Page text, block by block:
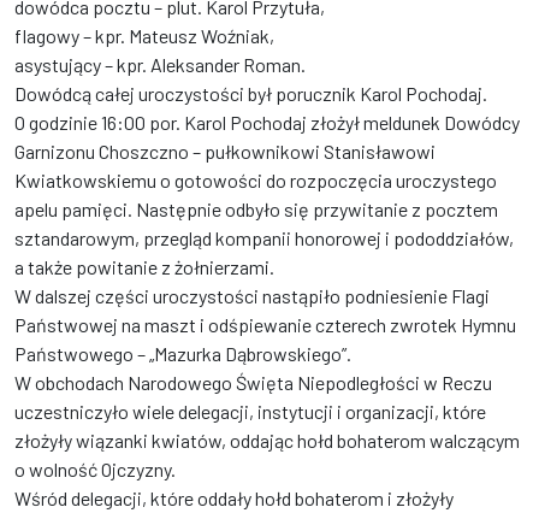
dowódca pocztu – plut. Karol Przytuła,
flagowy – kpr. Mateusz Woźniak,
asystujący – kpr. Aleksander Roman.
Dowódcą całej uroczystości był porucznik Karol Pochodaj.
O godzinie 16:00 por. Karol Pochodaj złożył meldunek Dowódcy
Garnizonu Choszczno – pułkownikowi Stanisławowi
Kwiatkowskiemu o gotowości do rozpoczęcia uroczystego
apelu pamięci. Następnie odbyło się przywitanie z pocztem
sztandarowym, przegląd kompanii honorowej i pododdziałów,
a także powitanie z żołnierzami.
W dalszej części uroczystości nastąpiło podniesienie Flagi
Państwowej na maszt i odśpiewanie czterech zwrotek Hymnu
Państwowego – „Mazurka Dąbrowskiego”.
W obchodach Narodowego Święta Niepodległości w Reczu
uczestniczyło wiele delegacji, instytucji i organizacji, które
złożyły wiązanki kwiatów, oddając hołd bohaterom walczącym
o wolność Ojczyzny.
Wśród delegacji, które oddały hołd bohaterom i złożyły